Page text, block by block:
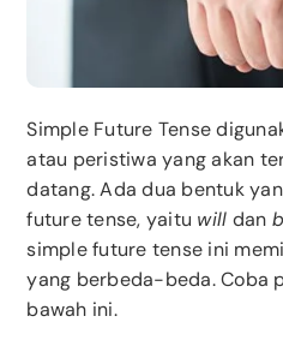
Simple Future Tense
atau peristiwa yang akan
datang. Ada dua bentuk
future tense, yaitu will dan
simple future tense ini
yang berbeda-beda. Coba
bawah ini.